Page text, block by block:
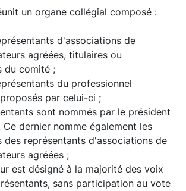
un organe collégial composé :
d'associations de
agréées, titulaires ou
du comité ;
du professionnel
par celui-ci ;
sont nommés par le président
dernier nomme également les
des représentants d'associations de
agréées ;
est désigné à la majorité des voix
sans participation au vote